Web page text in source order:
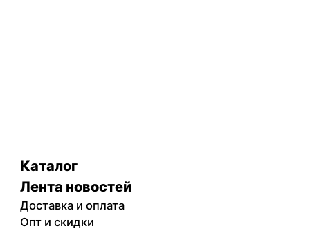
Каталог
Лента новостей
Доставка и оплата
Опт и скидки